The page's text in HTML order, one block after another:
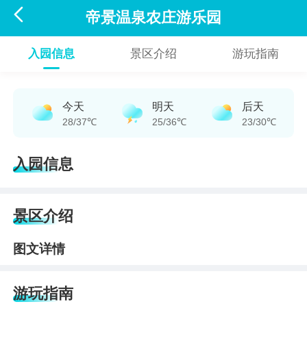
 帝景温泉农庄游乐园
入园信息 景区介绍 游玩指南
今天
28/37℃
明天
25/36℃
后天
23/30℃
入园信息
景区介绍
图文详情
游玩指南